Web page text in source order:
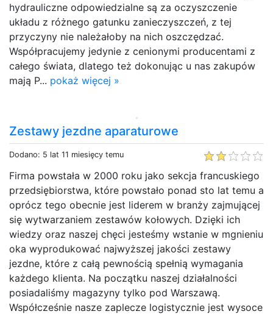
hydrauliczne odpowiedzialne są za oczyszczenie
układu z różnego gatunku zanieczyszczeń, z tej
przyczyny nie należałoby na nich oszczędzać.
Współpracujemy jedynie z cenionymi producentami z
całego świata, dlatego też dokonując u nas zakupów
mają P... pokaż więcej »
Zestawy jezdne aparaturowe
Dodano: 5 lat 11 miesięcy temu
Firma powstała w 2000 roku jako sekcja francuskiego
przedsiębiorstwa, które powstało ponad sto lat temu a
oprócz tego obecnie jest liderem w branży zajmującej
się wytwarzaniem zestawów kołowych. Dzięki ich
wiedzy oraz naszej chęci jesteśmy wstanie w mgnieniu
oka wyprodukować najwyższej jakości zestawy
jezdne, które z całą pewnością spełnią wymagania
każdego klienta. Na początku naszej działalności
posiadaliśmy magazyny tylko pod Warszawą.
Współcześnie nasze zaplecze logistycznie jest wysoce